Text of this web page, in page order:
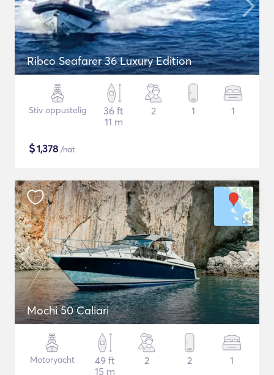
Ribco Seafarer 36 Luxury Edition
Stiv oppustelig
36 ft
11 m
2 1 1
$1,378 /nat
Mochi 50 Caliari
Motoryacht
49 ft
15 m
2 2 1